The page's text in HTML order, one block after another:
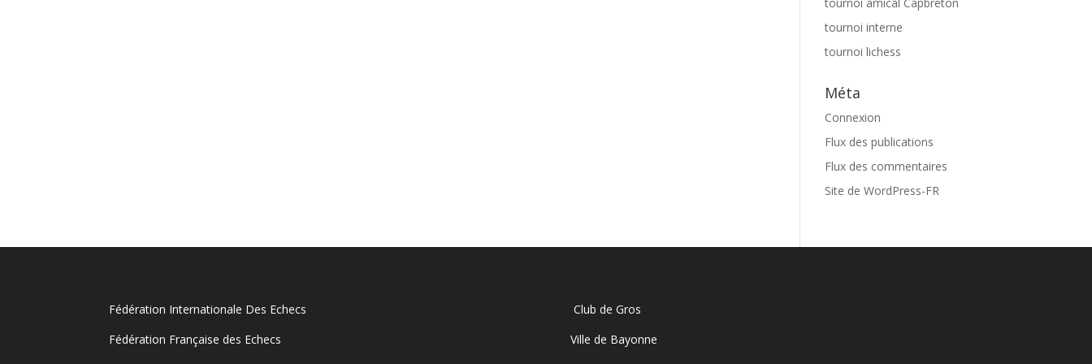
tournoi interne
tournoi lichess
Méta
Connexion
Flux des publications
Flux des commentaires
Site de WordPress-FR
Fédération Internationale Des Echecs
Fédération Française des Echecs
Club de Gros
Ville de Bayonne